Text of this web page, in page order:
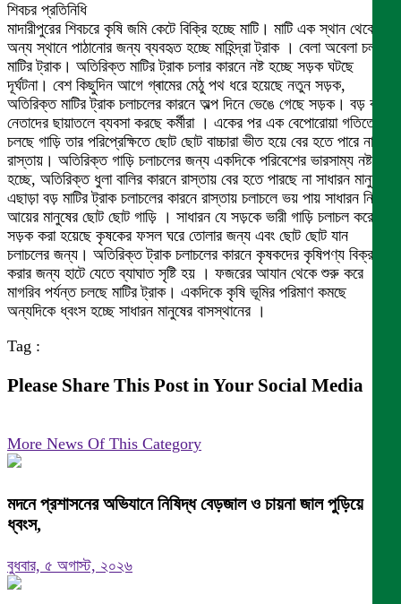
শিবচর প্রতিনিধি
মাদারীপুরের শিবচরে কৃষি জমি কেটে বিক্রি হচ্ছে মাটি। মাটি এক স্থান থেকে
অন্য স্থানে পাঠানোর জন্য ব্যবহৃত হচ্ছে মাহিন্দ্রা ট্রাক । বেলা অবেলা চলছে
মাটির ট্রাক। অতিরিক্ত মাটির ট্রাক চলার কারনে নষ্ট হচ্ছে সড়ক ঘটছে
দূর্ঘটনা। বেশ কিছুদিন আগে গ্ৰামের মেঠু পথ ধরে হয়েছে নতুন সড়ক,
অতিরিক্ত মাটির ট্রাক চলাচলের কারনে অল্প দিনে ভেঙে গেছে সড়ক। বড় বড়
নেতাদের ছায়াতলে ব্যবসা করছে কর্মীরা । একের পর এক বেপোরোয়া গতিতে
চলছে গাড়ি তার পরিপ্রেক্ষিতে ছোট ছোট বাচ্চারা ভীত হয়ে বের হতে পারে না
রাস্তায়। অতিরিক্ত গাড়ি চলাচলের জন্য একদিকে পরিবেশের ভারসাম্য নষ্ট
হচ্ছে, অতিরিক্ত ধুলা বালির কারনে রাস্তায় বের হতে পারছে না সাধারন মানুষ।
এছাড়া বড় মাটির ট্রাক চলাচলের কারনে রাস্তায় চলাচলে ভয় পায় সাধারন নিম্ন
আয়ের মানুষের ছোট ছোট গাড়ি । সাধারন যে সড়কে ভারী গাড়ি চলাচল করে সে
সড়ক করা হয়েছে কৃষকের ফসল ঘরে তোলার জন্য এবং ছোট ছোট যান
চলাচলের জন্য। অতিরিক্ত ট্রাক চলাচলের কারনে কৃষকদের কৃষিপণ্য বিক্রয়
করার জন্য হাটে যেতে ব্যাঘাত সৃষ্টি হয় । ফজরের আযান থেকে শুরু করে
মাগরিব পর্যন্ত চলছে মাটির ট্রাক। একদিকে কৃষি ভূমির পরিমাণ কমছে
অন্যদিকে ধ্বংস হচ্ছে সাধারন মানুষের বাসস্থানের ।
Tag :
Please Share This Post in Your Social Media
More News Of This Category
মদনে প্রশাসনের অভিযানে নিষিদ্ধ বেড়জাল ও চায়না জাল পুড়িয়ে
ধ্বংস,
বুধবার, ৫ অগাস্ট, ২০২৬